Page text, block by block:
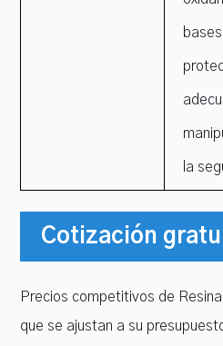
la
Cotización
Precios competitivos de
que se ajustan a su